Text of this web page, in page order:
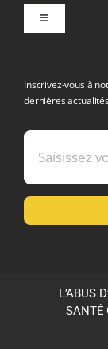
Toggle
Mentions
Politique en
Inscrivez-vous à
dernières
L’ABUS
SANTÉ